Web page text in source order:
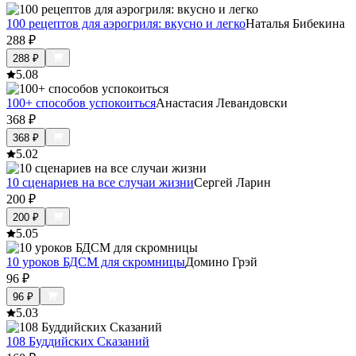
100 рецептов для аэрогриля: вкусно и легкоНаталья Бибекина
288 ₽
288 ₽
5.08
100+ способов успокоитьсяАнастасия Левандовски
368 ₽
368 ₽
5.02
10 сценариев на все случаи жизниСергей Ларин
200 ₽
200 ₽
5.05
10 уроков БДСМ для скромницыДомино Грэй
96 ₽
96 ₽
5.03
108 Буддийских Сказаний